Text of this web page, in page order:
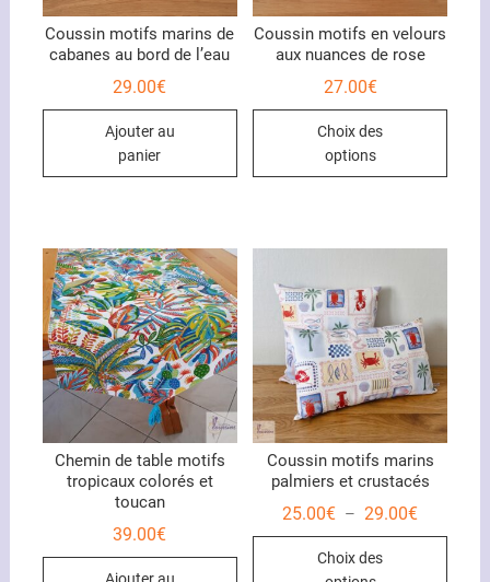
Coussin motifs marins de
cabanes au bord de l’eau
29.00€
Ajouter au
panier
Coussin motifs en velours
aux nuances de rose
27.00€
Choix des
options
Les
être
la
page
Chemin de table motifs
tropicaux colorés et
toucan
39.00€
Coussin motifs marins
palmiers et crustacés
25.00€ – 29.00€Plage
Choix des